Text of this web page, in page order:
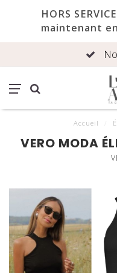
HORS
maintenant
Accueil
VERO MODA